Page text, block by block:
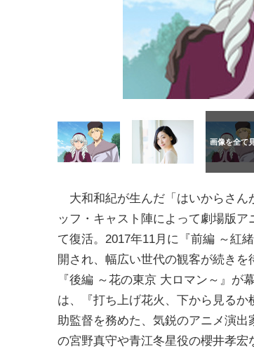
大和和紀が生んだ「はいからさん
ッフ・キャスト陣によって劇場版ア
て復活。2017年11月に『前編 ～紅
開され、幅広い世代の観客が続きを
『後編 ～花の東京 大ロマン～』が
は、『打ち上げ花火、下から見るか
助監督を務めた、気鋭のアニメ演
の宮野真守や青江冬星役の櫻井孝